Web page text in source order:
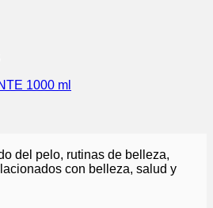
1000 ml
del pelo, rutinas de belleza,
con belleza, salud y